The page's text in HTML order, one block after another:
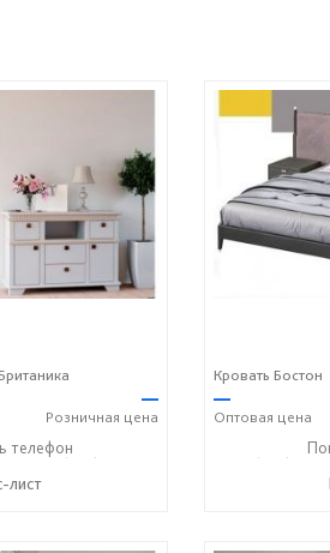
—
Розничная цена
☎+7 (928) 158-33-84
телефон
лист
Кровать Бостон
—
Оптовая цена
+7 (928)